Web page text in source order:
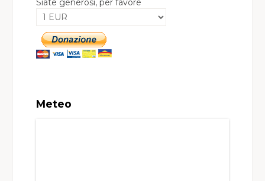
Siate generosi, per favore
Meteo